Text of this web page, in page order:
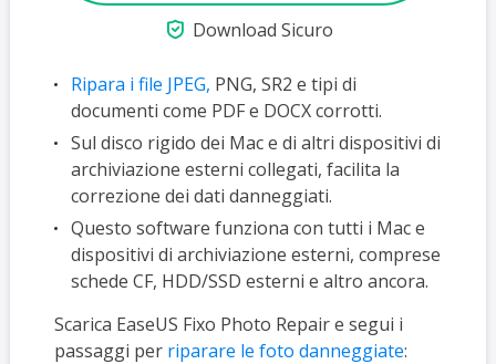
 Download Sicuro
Ripara i file JPEG, PNG, SR2 e tipi di
documenti come PDF e DOCX corrotti.
Sul disco rigido dei Mac e di altri dispositivi di
archiviazione esterni collegati, facilita la
correzione dei dati danneggiati.
Questo software funziona con tutti i Mac e
dispositivi di archiviazione esterni, comprese
schede CF, HDD/SSD esterni e altro ancora.
Scarica EaseUS Fixo Photo Repair e segui i
passaggi per riparare le foto danneggiate: